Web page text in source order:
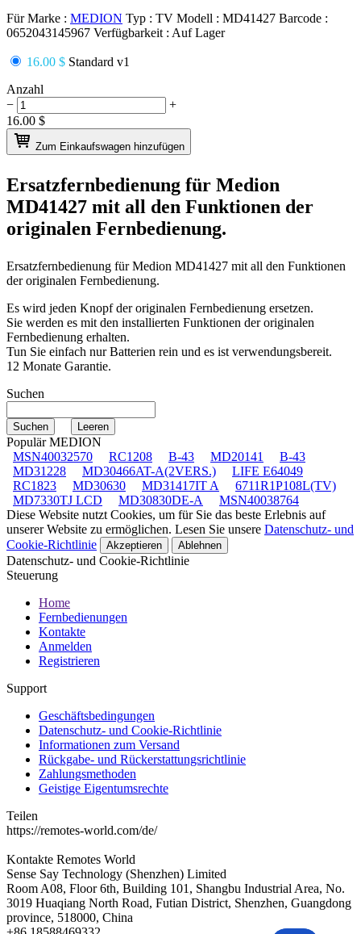
Für Marke : MEDION Typ : TV Modell : MD41427 Barcode :
0652043145967 Verfügbarkeit : Auf Lager
16.00 $ Standard v1
Anzahl
−
+
16.00 $
Zum Einkaufswagen hinzufügen
Ersatzfernbedienung für Medion
MD41427 mit all den Funktionen der
originalen Fernbedienung.
Ersatzfernbedienung fürMedion MD41427 mit all den Funktionen
der originalen Fernbedienung.
Es wird jeden Knopf der originalen Fernbedienung ersetzen.
Sie werden es mit den installierten Funktionen der originalen
Fernbedienung erhalten.
Tun Sie einfach nur Batterien rein und es ist verwendungsbereit.
12 Monate Garantie.
Suchen
Populär MEDION
MSN40032570
RC1208 B-43 MD20141
B-43
MD31228
MD30466AT-A(2VERS.)
LIFE E64049
RC1823
MD30630 MD31417IT A
6711R1P108L(TV)
MD7330TJ LCD
MD30830DE-A
MSN40038764
Diese Website nutzt Cookies, um für Sie das beste Erlebnis auf
unserer Website zu ermöglichen. Lesen Sie unsere Datenschutz- und
Cookie-Richtlinie
Akzeptieren Ablehnen
Datenschutz- und Cookie-Richtlinie
Steuerung
Home
Fernbedienungen
Kontakte
Anmelden
Registrieren
Support
Geschäftsbedingungen
Datenschutz- und Cookie-Richtlinie
Informationen zum Versand
Rückgabe- und Rückerstattungsrichtlinie
Zahlungsmethoden
Geistige Eigentumsrechte
Teilen
https://remotes-world.com/de/
Kontakte Remotes World
Sense Say Technology (Shenzhen) Limited
Room A08, Floor 6th, Building 101, Shangbu Industrial Area, No.
3019 Huaqiang North Road, Futian District, Shenzhen, Guangdong
province, 518000, China